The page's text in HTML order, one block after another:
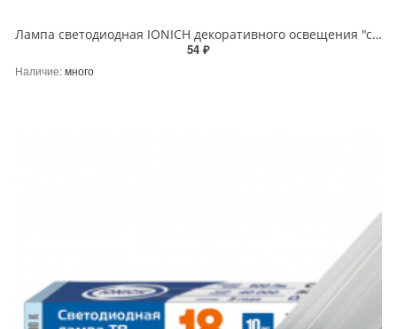
Лампа светодиодная IONICH декоративного освещения "свеча на ветру" ILED-SMD2835-CW37-6Вт-540Лм-230В-
54 ₽
Наличие:много